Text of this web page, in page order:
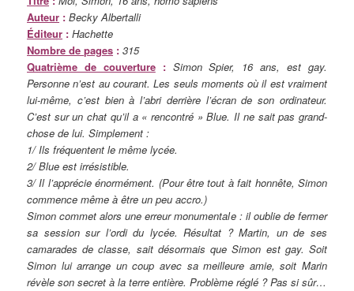
Auteur :Becky Albertalli
Éditeur : Hachette
Nombre de pages : 315
Quatrième de couverture: Simon Spier, 16 ans, est gay.
Personne n’est au courant. Les seuls moments où il est vraiment
lui-même, c’est bien à l’abri derrière l’écran de son ordinateur.
C’est sur un chat qu’il a « rencontré » Blue. Il ne sait pas grand-
chose de lui. Simplement :
1/ Ils fréquentent le même lycée.
2/ Blue est irrésistible.
3/ Il l’apprécie énormément. (Pour être tout à fait honnête, Simon
commence même à être un peu accro.)
Simon commet alors une erreur monumentale : il oublie de fermer
sa session sur l’ordi du lycée. Résultat ? Martin, un de ses
camarades de classe, sait désormais que Simon est gay. Soit
Simon lui arrange un coup avec sa meilleure amie, soit Marin
révèle son secret à la terre entière. Problème réglé ? Pas si sûr…